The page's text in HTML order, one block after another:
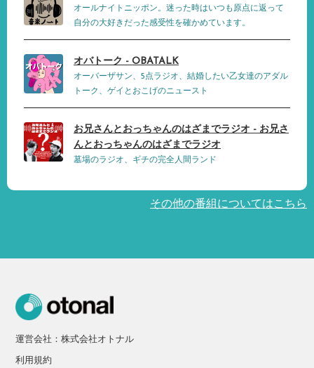
オールナイトニッポン。迷った時はいつも原点に返って
自分の大好きだった感受性を確かめています。
オバトーク - OBATALK
オーバーザサン、5点ラジオ、結婚したい乙女達のアダル
トーク、ゲイとおこげのニュースト
お兄さんとおっちゃんのはざまでラジオ - お兄さ
んとおっちゃんのはざまでラジオ
墓場のラジオ、ギチの完全人間ランド
その他の番組についてはこちら
運営会社：株式会社オトナル
利用規約